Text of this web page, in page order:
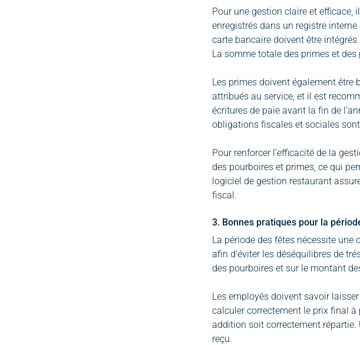
Pour une gestion claire et efficace,
enregistrés dans un registre
carte bancaire doivent être
La somme totale des primes et
Les primes doivent également être
attribués au service, et il est
écritures de paie avant la fin de
obligations fiscales et sociales sont
Pour renforcer l’efficacité de la
des pourboires et primes, ce qui
logiciel de gestion restaurant
fiscal.
3. Bonnes pratiques pour la
La période des fêtes nécessite
afin d’éviter les déséquilibres de
des pourboires et sur le montant
Les employés doivent savoir
calculer correctement le prix final
addition soit correctement
reçu.